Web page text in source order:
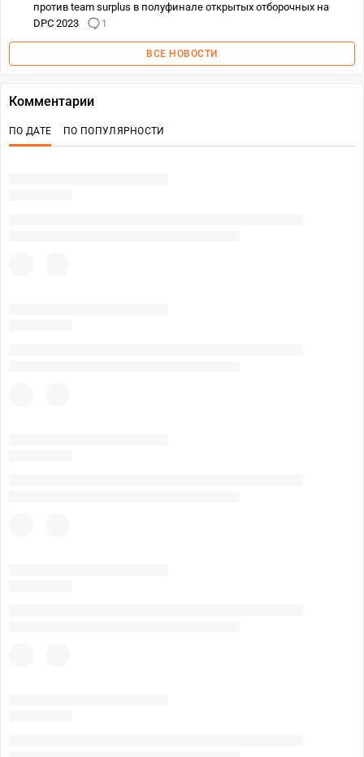
против team surplus в полуфинале открытых отборочных на
DPC 2023
1
ВСЕ НОВОСТИ
Комментарии
ПО ДАТЕ ПО ПОПУЛЯРНОСТИ